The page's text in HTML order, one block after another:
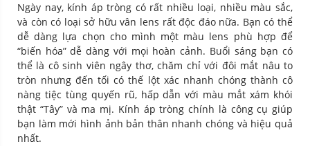
Ngày nay, kính áp tròng có rất nhiều loại, nhiều màu sắc,
và còn có loại sở hữu vân lens rất độc đáo nữa. Bạn có thể
dễ dàng lựa chọn cho mình một màu lens phù hợp để
“biến hóa” dễ dàng với mọi hoàn cảnh. Buổi sáng bạn có
thể là cô sinh viên ngây thơ, chăm chỉ với đôi mắt nâu to
tròn nhưng đến tối có thế lột xác nhanh chóng thành cô
nàng tiệc tùng quyến rũ, hấp dẫn với màu mắt xám khói
thật “Tây” và ma mị. Kính áp tròng chính là công cụ giúp
bạn làm mới hình ảnh bản thân nhanh chóng và hiệu quả
nhất.